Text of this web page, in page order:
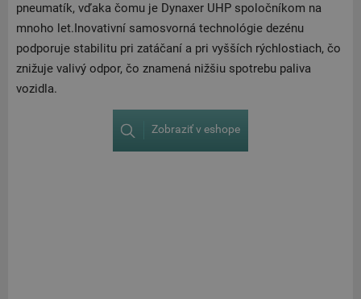
pneumatík, vďaka čomu je Dynaxer UHP spoločníkom na
mnoho let.Inovativní samosvorná technológie dezénu
podporuje stabilitu pri zatáčaní a pri vyšších rýchlostiach, čo
znižuje valivý odpor, čo znamená nižšiu spotrebu paliva
vozidla.
Zobraziť v eshope